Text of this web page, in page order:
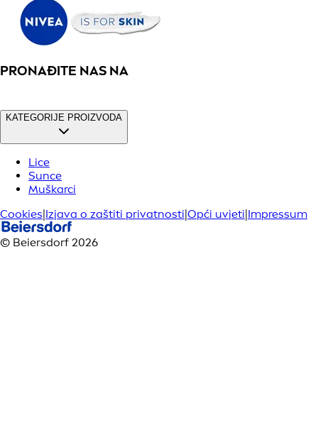
PRONAĐITE NAS NA
KATEGORIJE PROIZVODA
Lice
Sunce
Muškarci
Cookies Izjava o zaštiti privatnosti Opći uvjeti Impressum
© Beiersdorf 2026